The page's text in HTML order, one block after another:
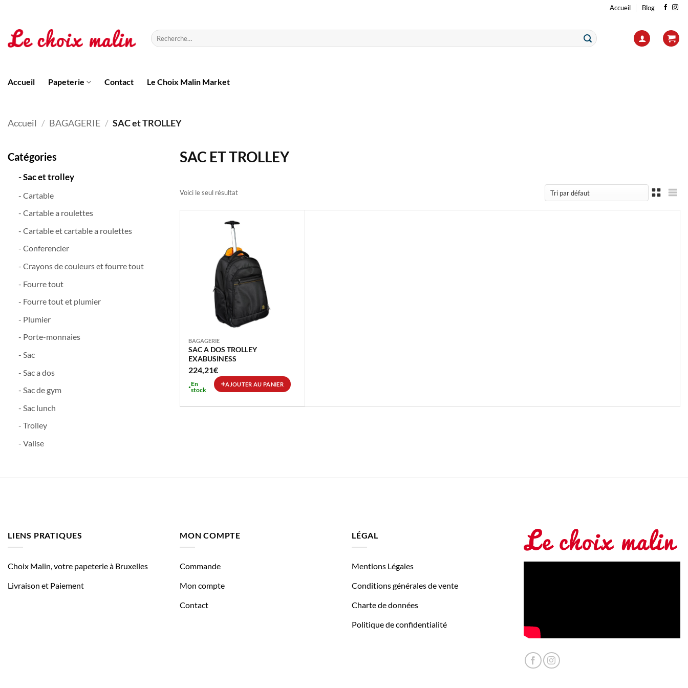
contenu
Accueil Blog
Recherche
pour :
Accueil Papeterie Contact Le Choix Malin Market
Accueil / BAGAGERIE / SAC et TROLLEY
Catégories
- Sac et trolley
- Cartable
- Cartable a roulettes
- Cartable et cartable a roulettes
- Conferencier
- Crayons de couleurs et fourre tout
- Fourre tout
- Fourre tout et plumier
- Plumier
- Porte-monnaies
- Sac
- Sac a dos
- Sac de gym
- Sac lunch
- Trolley
- Valise
SAC ET TROLLEY
Voici le seul résultat
BAGAGERIE
SAC A DOS TROLLEY
EXABUSINESS
224,21€
En
stock
AJOUTER AU PANIER
LIENS PRATIQUES
Choix Malin, votre papeterie à Bruxelles
Livraison et Paiement
MON COMPTE
Commande
Mon compte
Contact
LÉGAL
Mentions Légales
Conditions générales de vente
Charte de données
Politique de confidentialité